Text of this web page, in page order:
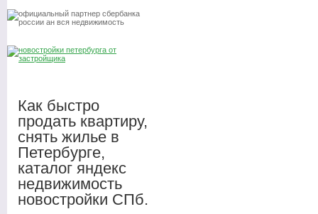
Как быстро
продать квартиру,
снять жилье в
Петербурге,
каталог яндекс
недвижимость
новостройки СПб.